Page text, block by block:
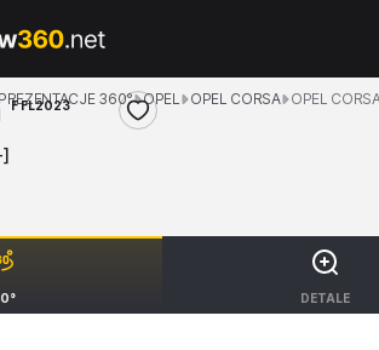
DETALE
PREZENTACJE 360° OPEL OPEL CORSA OPEL
F FL2023
]